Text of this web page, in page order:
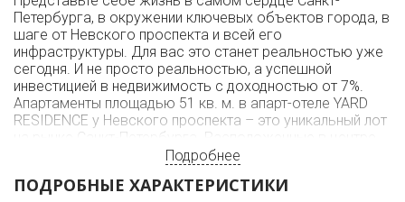
Петербурга, в окружении ключевых объектов города, в
шаге от Невского проспекта и всей его
инфраструктуры. Для вас это станет реальностью уже
сегодня. И не просто реальностью, а успешной
инвестицией в недвижимость с доходностью от 7%.
Апартаменты площадью 51 кв. м. в апарт-отеле YARD
RESIDENCE у Невского проспекта – это уникальный лот
на рынке Санкт-Петербурга. Расположенные в центре
города, с отличным планировочным решением и
апартаменты готовы приносить вам доход.
Подробнее
ПОДРОБНЫЕ ХАРАКТЕРИСТИКИ